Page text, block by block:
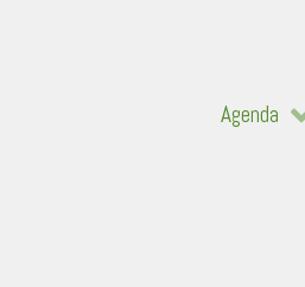
Agenda